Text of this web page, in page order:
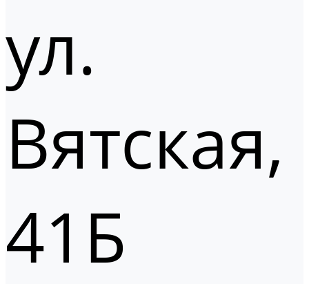
ул.
Вятская,
41Б